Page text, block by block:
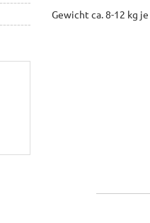
Gewicht ca. 8-12 kg